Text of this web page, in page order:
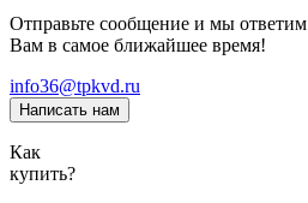
Отправьте сообщение и мы ответим
Вам в самое ближайшее время!
info36@tpkvd.ru
Написать нам
Как
купить?